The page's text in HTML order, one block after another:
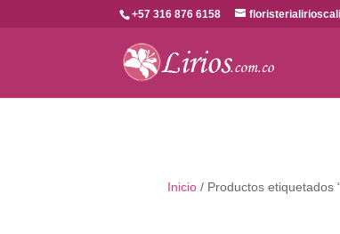
+57 316 876 6158
Inicio / Productos etiquetados